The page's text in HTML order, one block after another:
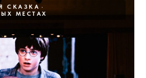
СКАЗКА
МЕСТАХ